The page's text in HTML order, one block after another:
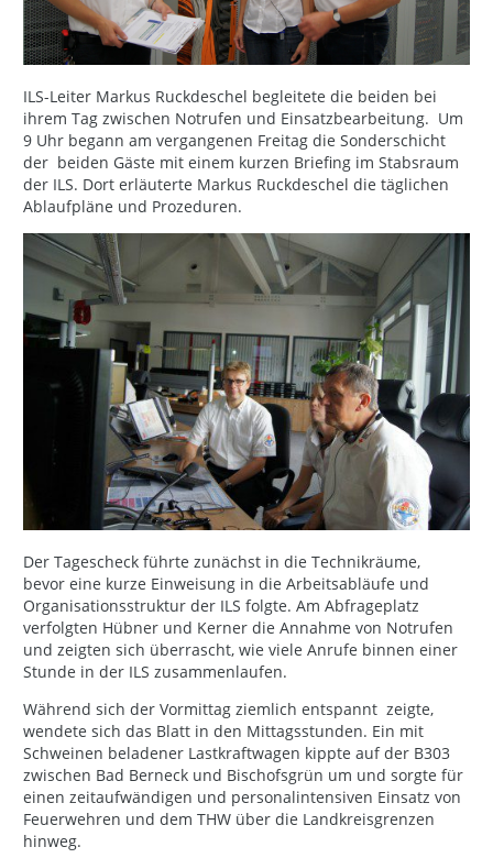
ILS-Leiter Markus Ruckdeschel begleitete die beiden bei
ihrem Tag zwischen Notrufen und Einsatzbearbeitung. Um
9 Uhr begann am vergangenen Freitag die Sonderschicht
der beiden Gäste mit einem kurzen Briefing im Stabsraum
der ILS. Dort erläuterte Markus Ruckdeschel die täglichen
Ablaufpläne und Prozeduren.
Der Tagescheck führte zunächst in die Technikräume,
bevor eine kurze Einweisung in die Arbeitsabläufe und
Organisationsstruktur der ILS folgte. Am Abfrageplatz
verfolgten Hübner und Kerner die Annahme von Notrufen
und zeigten sich überrascht, wie viele Anrufe binnen einer
Stunde in der ILS zusammenlaufen.
Während sich der Vormittag ziemlich entspannt zeigte,
wendete sich das Blatt in den Mittagsstunden. Ein mit
Schweinen beladener Lastkraftwagen kippte auf der B303
zwischen Bad Berneck und Bischofsgrün um und sorgte für
einen zeitaufwändigen und personalintensiven Einsatz von
Feuerwehren und dem THW über die Landkreisgrenzen
hinweg.